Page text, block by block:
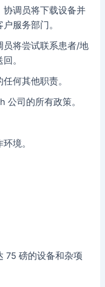
协调员将下载设备并
服务部门。
员将尝试联系患者/地
。
何其他职责。
公司的所有政策。
境。
75 磅的设备和杂项